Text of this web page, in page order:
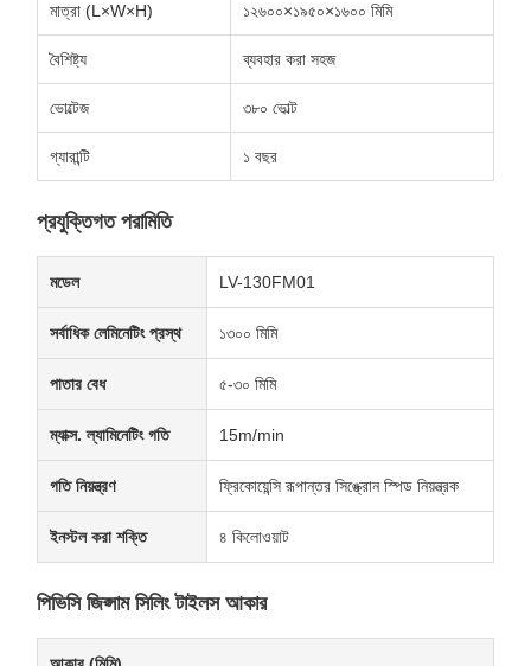
মাত্রা (L×W×H) ১২৬০০×১৯৫০×১৬০০ মিমি
বৈশিষ্ট্য ব্যবহার করা সহজ
ভোল্টেজ ৩৮০ ভোল্ট
গ্যারান্টি ১ বছর
প্রযুক্তিগত পরামিতি
মডেল LV-130FM01
সর্বাধিক লেমিনেটিং প্রস্থ ১৩০০ মিমি
পাতার বেধ ৫-৩০ মিমি
ম্যাক্স. ল্যামিনেটিং গতি 15m/min
গতি নিয়ন্ত্রণ ফ্রিকোয়েন্সি রূপান্তর সিঙ্ক্রোন স্পিড নিয়ন্ত্রক
ইনস্টল করা শক্তি ৪ কিলোওয়াট
পিভিসি জিপ্সাম সিলিং টাইলস আকার